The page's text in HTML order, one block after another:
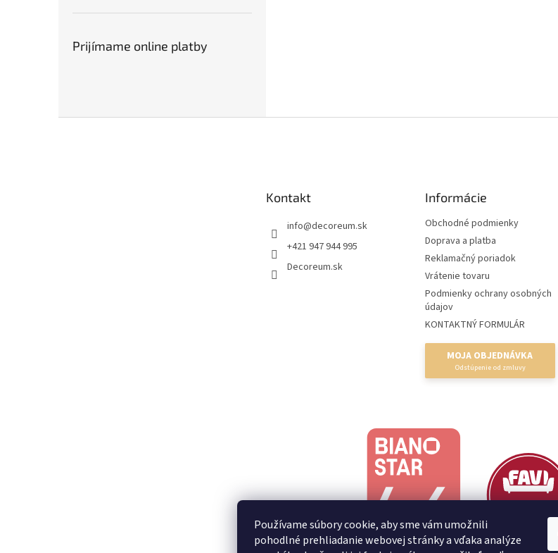
Používame súbory cookie, aby sme vám umožnili
pohodlné prehliadanie webovej stránky a vďaka analýze
Prijímame online platby
Kontakt
info@decoreum.sk
+421 947 944 995
Decoreum.sk
Informácie
Obchodné podmienky
Doprava a platba
Reklamačný poriadok
Vrátenie tovaru
Podmienky ochrany osobných
údajov
KONTAKTNÝ FORMULÁR
MOJA OBJEDNÁVKA